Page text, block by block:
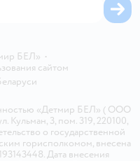
БЕЛ» •
сайтом
«Детмир БЕЛ» ( ООО
Кульман, 3, пом. 319, 220100,
о государственной
горисполкомом, внесена
Дата внесения